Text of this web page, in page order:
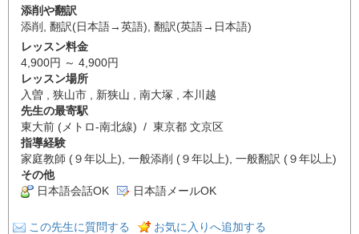
添削や翻訳
添削
翻訳(日本語→英語) 翻訳(英語→日本語)
レッスン料金
4,900円 ～ 4,900円
レッスン場所
入曽 , 狭山市 , 新狭山 , 南大塚 , 本川越
先生の最寄駅
東大前 (メトロ-南北線) / 東京都 文京区
指導経験
家庭教師 (９年以上), 一般添削 (９年以上), 一般翻訳 (９年以上)
その他
日本語会話OK
日本語メールOK
この先生に質問する
お気に入りへ追加する